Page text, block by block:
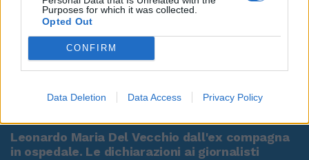
Purposes for which it was collected.
Opted Out
CONFIRM
Data Deletion Data Access Privacy Policy
00:00 01:16
Leonardo Maria Del Vecchio dall'ex compagna
in ospedale. Le dichiarazioni ai giornalisti